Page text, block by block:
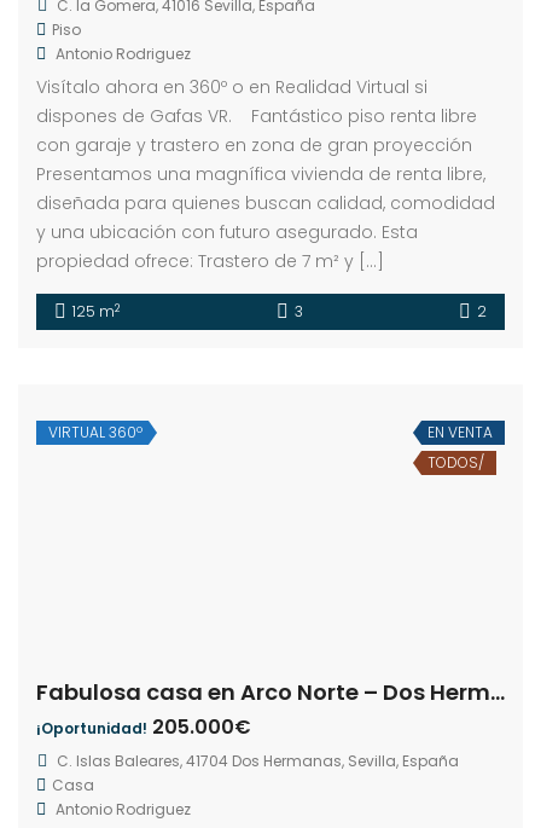
C. la Gomera, 41016 Sevilla, España
Piso
Antonio Rodriguez
Visítalo ahora en 360º o en Realidad Virtual si
dispones de Gafas VR. Fantástico piso renta libre
con garaje y trastero en zona de gran proyección
Presentamos una magnífica vivienda de renta libre,
diseñada para quienes buscan calidad, comodidad
y una ubicación con futuro asegurado. Esta
propiedad ofrece: Trastero de 7 m² y […]
125 m2 3 2
VIRTUAL 360º
EN VENTA
TODOS/
Fabulosa casa en Arco Norte – Dos Hermanas
¡Oportunidad! 205.000€
C. Islas Baleares, 41704 Dos Hermanas, Sevilla, España
Casa
Antonio Rodriguez